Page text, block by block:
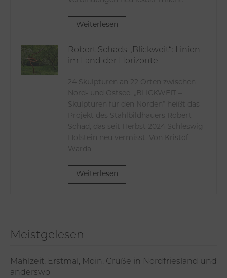
Weiterlesen
Robert Schads „Blickweit“: Linien
im Land der Horizonte
24 Skulpturen an 22 Orten zwischen
Nord- und Ostsee. „BLICKWEIT –
Skulpturen für den Norden“ heißt das
Projekt des Stahlbildhauers Robert
Schad, das seit Herbst 2024 Schleswig-
Holstein neu vermisst. Von Kristof
Warda
Weiterlesen
Meistgelesen
Mahlzeit, Erstmal, Moin. Grüße in Nordfriesland und
anderswo